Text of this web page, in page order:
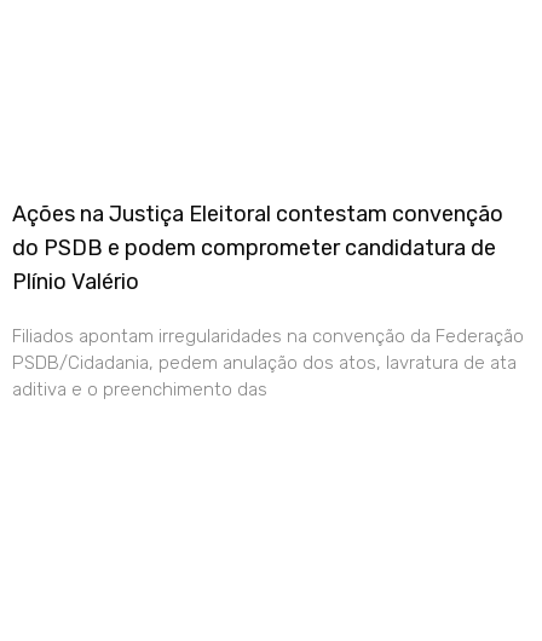
Ações na Justiça Eleitoral contestam convenção
do PSDB e podem comprometer candidatura de
Plínio Valério
Filiados apontam irregularidades na convenção da Federação
PSDB/Cidadania, pedem anulação dos atos, lavratura de ata
aditiva e o preenchimento das